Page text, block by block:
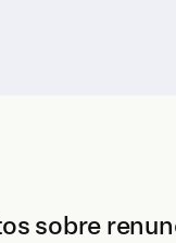
sobre